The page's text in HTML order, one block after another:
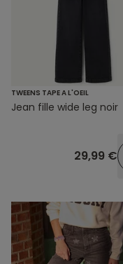
TWEENS TAPE A L'OEIL
Jean fille wide leg noir
29,99 €